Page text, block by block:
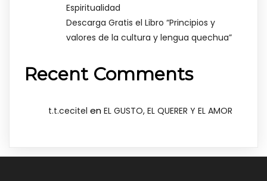
Espiritualidad
Descarga Gratis el Libro “Principios y
valores de la cultura y lengua quechua”
Recent Comments
t.t.cecitel en EL GUSTO, EL QUERER Y EL AMOR